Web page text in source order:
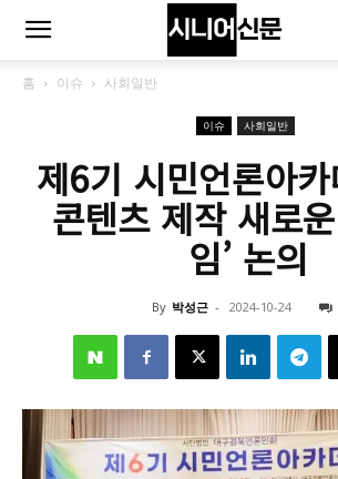
홈 이슈 사회일반
이슈 사회일반
제6기 시민언론아
콘텐츠 제작 새로
임’ 논의
By 박성근 - 2024-10-24